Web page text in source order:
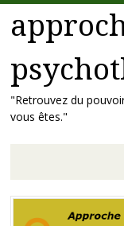
"Retrouvez du
vous êtes."
Aller